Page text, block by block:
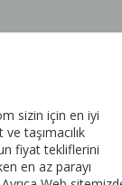
sizin için en iyi
taşımacılık
fiyat tekliflerini
en az parayı